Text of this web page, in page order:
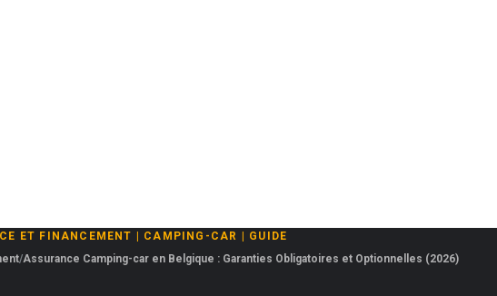
ET FINANCEMENT CAMPING-CAR
GUIDE
Assurance Camping-car en Belgique : Garanties Obligatoires et Optionnelles (2026)